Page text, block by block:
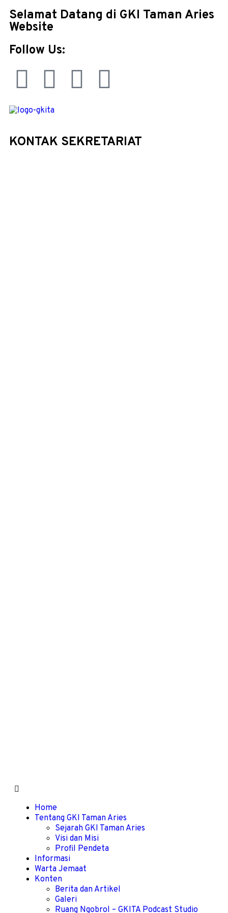
Selamat Datang di GKI Taman Aries
Website
Follow Us:
KONTAK SEKRETARIAT
Home
Tentang GKI Taman Aries
Sejarah GKI Taman Aries
Visi dan Misi
Profil Pendeta
Informasi
Warta Jemaat
Konten
Berita dan Artikel
Galeri
Ruang Ngobrol – GKITA Podcast Studio